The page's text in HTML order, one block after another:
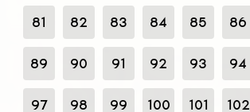
81 82 83 84 85 86
89 90 91 92 93 94
97 98 99 100 101 102